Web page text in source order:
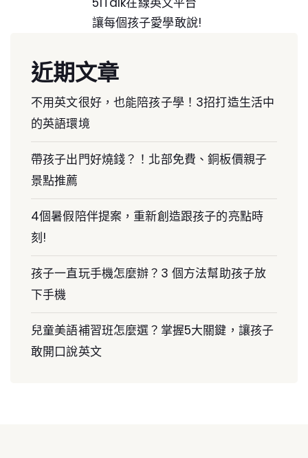
讓每個孩子愛學敢說!
近期文章
不用英文很好，也能陪孩子學！3招打造生活中
的英語環境
帶孩子出門好燒錢？！北部免費、銅板價親子
景點推薦
4個暑假陪伴提案，重新創造跟孩子的亮點時
刻!
孩子一直玩手機怎麼辦？3 個方法幫助孩子放
下手機
兒童美語補習班怎麼選？掌握5大關鍵，讓孩子
敢開口說英文